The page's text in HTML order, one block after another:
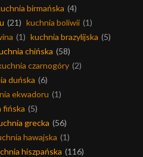
birmańska (4)
(21) kuchnia boliwii (1)
(1) kuchnia brazylijska (5)
chińska (58)
czarnogóry (2)
duńska (6)
ekwadoru (1)
fińska (5)
grecka (56)
hawajska (1)
hiszpańska (116)